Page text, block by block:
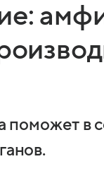
поможет в